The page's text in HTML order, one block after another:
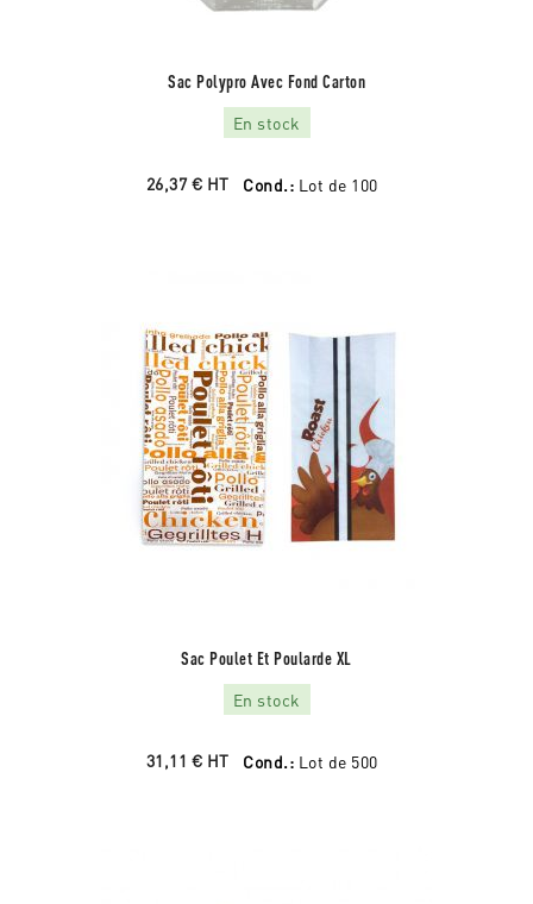
Sac Polypro Avec Fond Carton
En stock
26,37 € HT Cond.: Lot de 100
Sac Poulet Et Poularde XL
En stock
31,11 € HT Cond.: Lot de 500